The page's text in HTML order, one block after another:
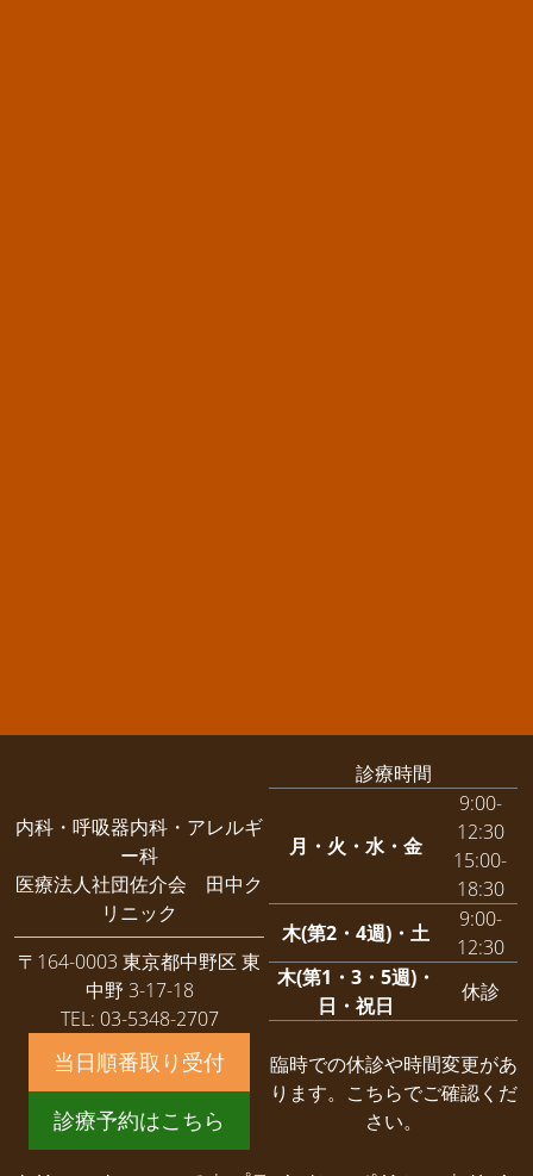
内科・呼吸器内科・アレルギ
ー科
医療法人社団佐介会 田中ク
リニック
〒164-0003 東京都中野区 東
中野 3-17-18
TEL: 03-5348-2707
当日順番取り受付
診療予約はこちら
診療時間
月・火・水・金
9:00-
12:30
15:00-
18:30
木(第2・4週)・土
9:00-
12:30
木(第1・3・5週)・
日・祝日
休診
臨時での休診や時間変更があ
ります。 こちらでご確認くだ
さい。